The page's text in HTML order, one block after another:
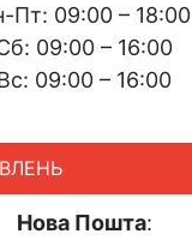
Пт: 09:00 – 18:00
09:00 – 16:00
09:00 – 16:00
Нова Пошта: